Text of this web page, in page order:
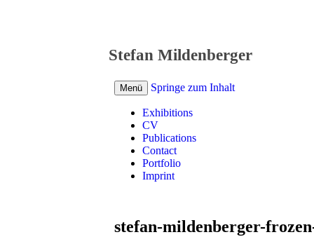
Stefan Mildenberger
Menü Springe zum Inhalt
Exhibitions
CV
Publications
Contact
Portfolio
Imprint
stefan-mildenberger-